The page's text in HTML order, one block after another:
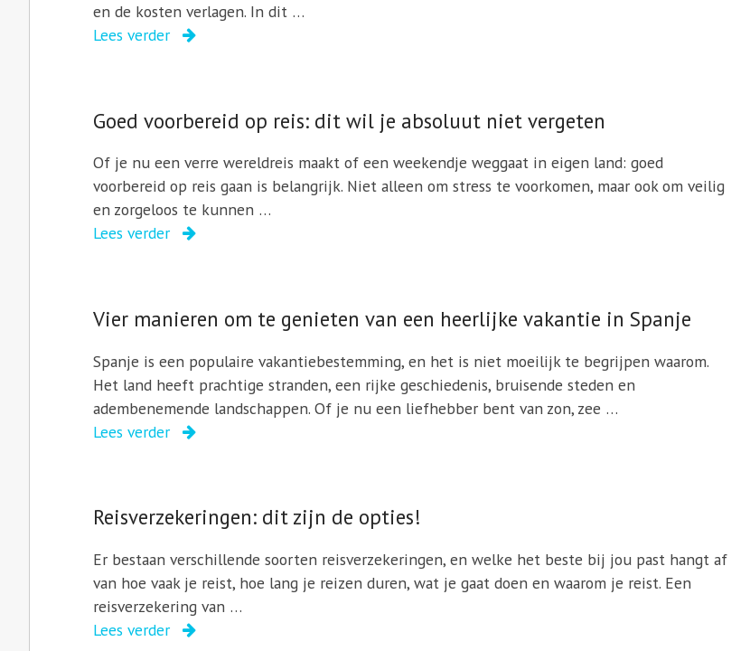
en de kosten verlagen. In dit …
Lees verder
Goed voorbereid op reis: dit wil je absoluut niet vergeten
Of je nu een verre wereldreis maakt of een weekendje weggaat in eigen land: goed
voorbereid op reis gaan is belangrijk. Niet alleen om stress te voorkomen, maar ook om veilig
en zorgeloos te kunnen …
Lees verder
Vier manieren om te genieten van een heerlijke vakantie in Spanje
Spanje is een populaire vakantiebestemming, en het is niet moeilijk te begrijpen waarom.
Het land heeft prachtige stranden, een rijke geschiedenis, bruisende steden en
adembenemende landschappen. Of je nu een liefhebber bent van zon, zee …
Lees verder
Reisverzekeringen: dit zijn de opties!
Er bestaan verschillende soorten reisverzekeringen, en welke het beste bij jou past hangt af
van hoe vaak je reist, hoe lang je reizen duren, wat je gaat doen en waarom je reist. Een
reisverzekering van …
Lees verder